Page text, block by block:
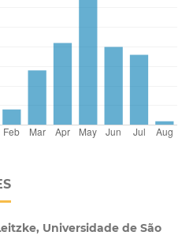
Universidade de São